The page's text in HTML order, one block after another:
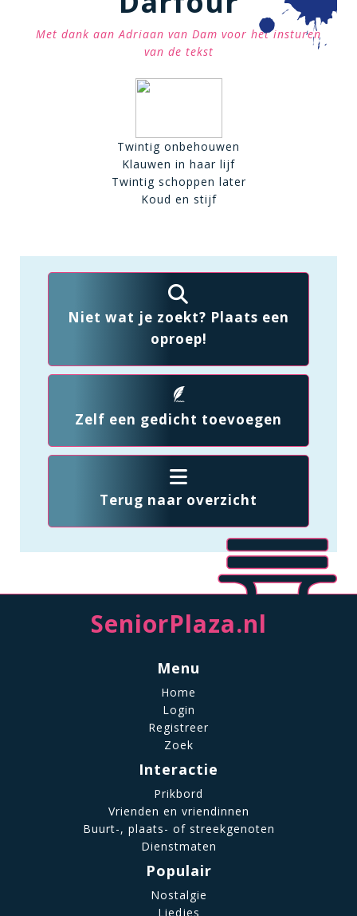
Met dank aan Adriaan van Dam voor het insturen
van de tekst
Twintig onbehouwen
Klauwen in haar lijf
Twintig schoppen later
Koud en stijf
Niet wat je zoekt? Plaats een
oproep!
Zelf een gedicht toevoegen
Terug naar overzicht
SeniorPlaza.nl
Menu
Home
Login
Registreer
Zoek
Interactie
Prikbord
Vrienden en vriendinnen
Buurt-, plaats- of streekgenoten
Dienstmaten
Populair
Nostalgie
Liedjes